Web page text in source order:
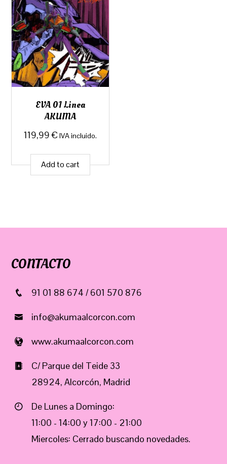
EVA 01 Linea
AKUMA
119,99€ IVA incluido.
Add to cart
CONTACTO
91 01 88 674 / 601 570 876
info@akumaalcorcon.com
www.akumaalcorcon.com
C/ Parque del Teide 33
28924, Alcorcón, Madrid
De Lunes a Domingo:
11:00 - 14:00 y 17:00 - 21:00
Miercoles: Cerrado buscando novedades.